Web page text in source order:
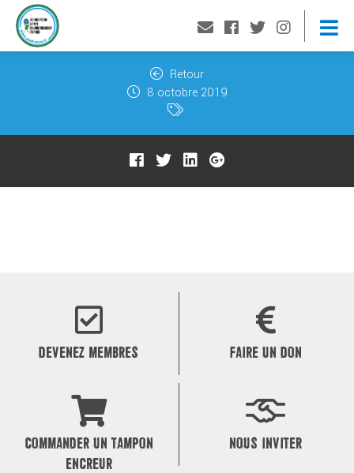
Retour
8 octobre 2019
DEVENEZ MEMBRES FAIRE UN DON
COMMANDER UN TAMPON
ENCREUR
NOUS INVITER